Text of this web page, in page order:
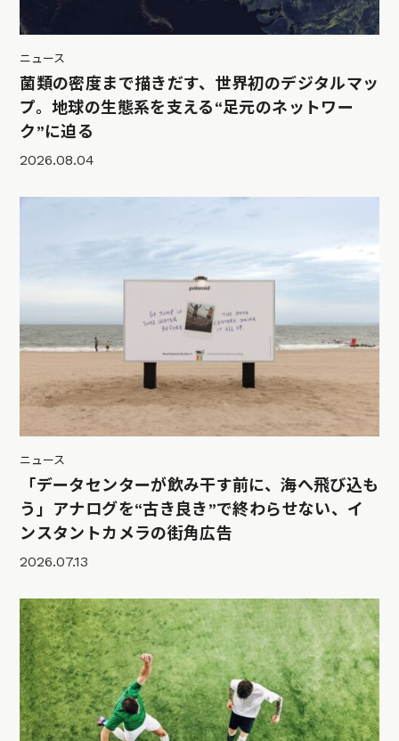
ニュース
菌類の密度まで描きだす、世界初のデジタルマッ
プ。地球の生態系を支える“足元のネットワー
ク”に迫る
2026.08.04
ニュース
「データセンターが飲み干す前に、海へ飛び込も
う」アナログを“古き良き”で終わらせない、イ
ンスタントカメラの街角広告
2026.07.13